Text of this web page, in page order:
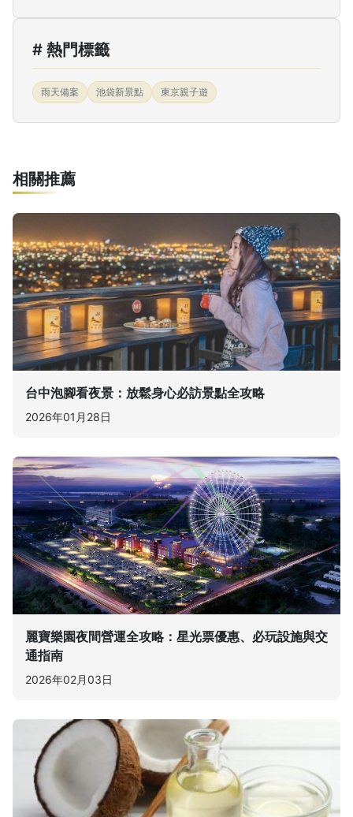
# 熱門標籤
雨天備案 池袋新景點 東京親子遊
相關推薦
台中泡腳看夜景：放鬆身心必訪景點全攻略
2026年01月28日
麗寶樂園夜間營運全攻略：星光票優惠、必玩設施與交
通指南
2026年02月03日